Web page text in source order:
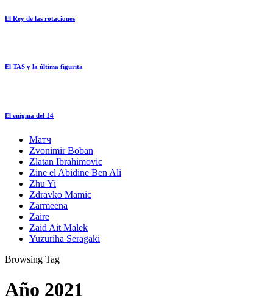
El Rey de las rotaciones
El TAS y la última figurita
El enigma del 14
Матч
Zvonimir Boban
Zlatan Ibrahimovic
Zine el Abidine Ben Ali
Zhu Yi
Zdravko Mamic
Zarmeena
Zaire
Zaid Ait Malek
Yuzuriha Seragaki
Browsing Tag
Año 2021